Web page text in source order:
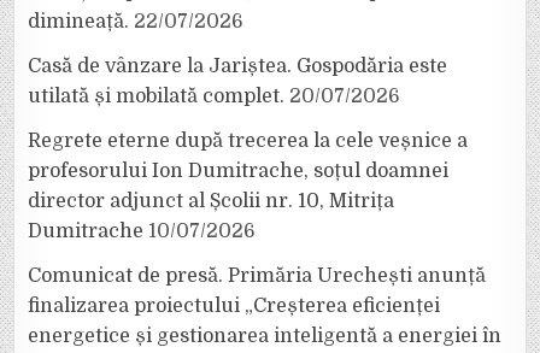
dimineață. 22/07/2026
Casă de vânzare la Jariștea. Gospodăria este
utilată și mobilată complet. 20/07/2026
Regrete eterne după trecerea la cele veșnice a
profesorului Ion Dumitrache, soțul doamnei
director adjunct al Școlii nr. 10, Mitrița
Dumitrache 10/07/2026
Comunicat de presă. Primăria Urechești anunță
finalizarea proiectului „Creșterea eficienței
energetice și gestionarea inteligentă a energiei în